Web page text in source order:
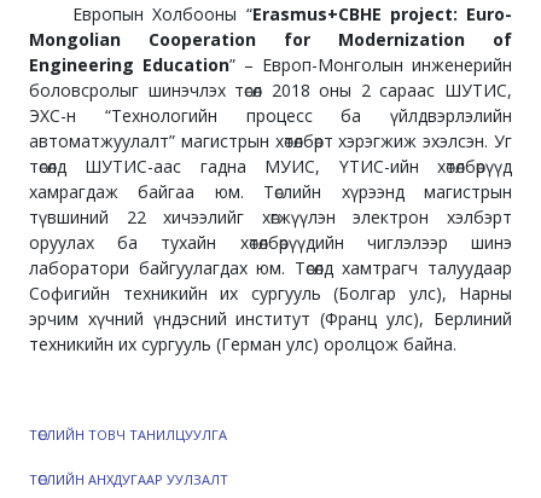
Европын Холбооны “Erasmus+CBHE project: Euro-
Mongolian Cooperation for Modernization of
Engineering Education” – Европ-Монголын инженерийн
боловсролыг шинэчлэх төсөл 2018 оны 2 сараас ШУТИС,
ЭХС-н “Технологийн процесс ба үйлдвэрлэлийн
автоматжуулалт” магистрын хөтөлбөрт хэрэгжиж эхэлсэн. Уг
төсөлд ШУТИС-аас гадна МУИС, ҮТИС-ийн хөтөлбөрүүд
хамрагдаж байгаа юм. Төслийн хүрээнд магистрын
түвшиний 22 хичээлийг хөгжүүлэн электрон хэлбэрт
оруулах ба тухайн хөтөлбөрүүдийн чиглэлээр шинэ
лаборатори байгуулагдах юм. Төсөлд хамтрагч талуудаар
Софигийн техникийн их сургууль (Болгар улс), Нарны
эрчим хүчний үндэсний институт (Франц улс), Берлиний
техникийн их сургууль (Герман улс) оролцож байна.
ТӨСЛИЙН ТОВЧ ТАНИЛЦУУЛГА
ТӨСЛИЙН АНХДУГААР УУЛЗАЛТ